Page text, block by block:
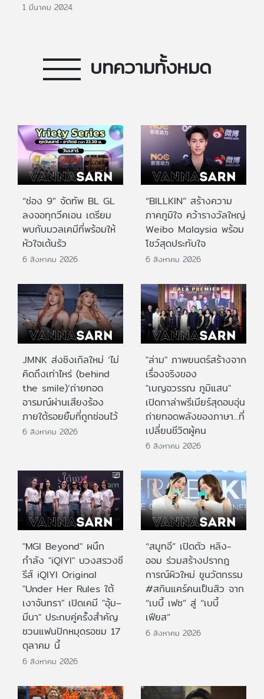
1 มีนาคม 2024
บทความทั้งหมด
“ช่อง 9” จัดทัพ BL GL
ลงจอทุกวีคเอน เตรียม
พบกับมวลเคมีที่พร้อมให้
หัวใจเต้นรัว
6 สิงหาคม 2026
“BILLKIN” สร้างความ
ภาคภูมิใจ คว้ารางวัลใหญ่
Weibo Malaysia พร้อม
โชว์สุดประทับใจ
6 สิงหาคม 2026
JMNK ส่งซิงเกิลใหม่ ‘ไม่
คิดถึงเท่าไหร่ (behind
the smile)’ถ่ายทอด
อารมณ์ผ่านเสียงร้อง
ภายใต้รอยยิ้มที่ถูกซ่อนไว้
6 สิงหาคม 2026
"ล่าม" ภาพยนตร์สร้างจาก
เรื่องจริงของ
"เบญจวรรณ ภูมิแสน"
เปิดกาล่าพรีเมียร์สุดอบอุ่น
ถ่ายทอดพลังของภาษา...ที่
เปลี่ยนชีวิตผู้คน
6 สิงหาคม 2026
"MGI Beyond" ผนึก
กำลัง "iQIYI" บวงสรวงซี
รีส์ iQIYI Original
"Under Her Rules ใต้
เงาจันทรา" เปิดเคมี "อุ้ม–
มีนา" ประกบคู่ครั้งสำคัญ
ชวนแฟนปักหมุดรอชม 17
ตุลาคม นี้
6 สิงหาคม 2026
“สมูทอี” เปิดตัว หลิง-
ออม ร่วมสร้างปรากฎ
การณ์ผิวใหม่ ชูนวัตกรรม
#สกินแคร์คนเป็นสิว จาก
“เบบี้ เฟซ” สู่ “เบบี้
เฟียส”
6 สิงหาคม 2026